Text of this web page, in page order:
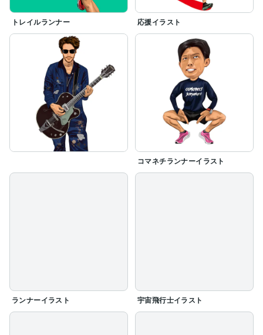
トレイルランナー 応援イラスト
コマネチランナーイラスト
ランナーイラスト 宇宙飛行士イラスト